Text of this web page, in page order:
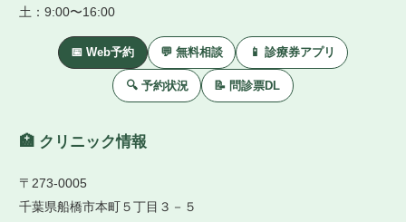
土：9:00〜16:00
📅 Web予約 💬 無料相談 📱 診療券アプリ
🔍 予約状況 📝 問診票DL
🏥 クリニック情報
〒273-0005
千葉県船橋市本町５丁目３－５